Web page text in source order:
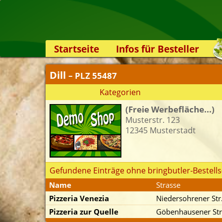
Startseite
Infos für Besteller
Lieferservice-App
Weiterempfehlen
Newsletter
Sicherheit
Kontakt
Dill – PLZ 55487
Kategorien
(Freie Werbefläche...)
Musterstr. 123
12345 Musterstadt
Gefundene Einträge ohne bringbutler-
Name Strasse
Pizzeria Venezia
Niedersohrener
Pizzeria zur Quelle
Göbenhausener